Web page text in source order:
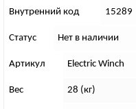
5443 кг (блок управления
Внутренний код 15289
Статус Нет в наличии
Артикул Electric Winch
Вес 28 (кг)